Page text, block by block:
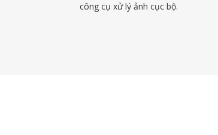
công cụ xử lý ảnh cục bộ.